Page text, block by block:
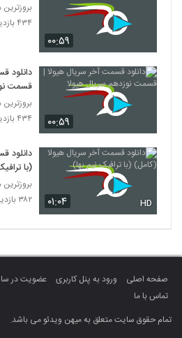
۰۰:۵۹
۴۳۴ بازدید
۰۰:۵۹
دانلود
قسمت
۴۳۴ بازدید
۰۱:۰۴ HD
دانلود
(با
۳۸۲ بازدید
صفحه اصلی ورود به پنل کاربری عضویت در
تماس با ما
تمام حقوق سایت متعلق به میهن ویدئو می باشد.